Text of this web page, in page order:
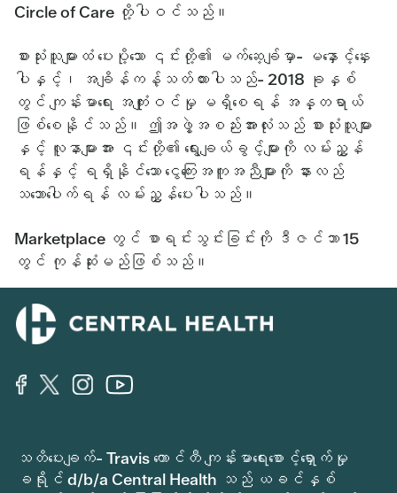
Circle of Care တို့ပါဝင်သည်။
စားသုံးသူများထံ ပေးပို့သော ၎င်းတို့၏ မက်ဆေ့ချ်မှာ- မနှောင့်နှေး
ပါနှင့်၊ အချိန်ကန့်သတ်ထားပါသည်- 2018 ခုနှစ်
တွင် ကျန်းမာရေး အကျုံးဝင်မှု မရှိစေရန် အန္တရာယ်
ဖြစ်စေနိုင်သည်။ ဤအဖွဲ့အစည်းအားလုံးသည် စားသုံးသူများ
နှင့် လူနာများအား ၎င်းတို့၏ ရွေးချယ်ခွင့်များကို လမ်းညွှန်
ရန်နှင့် ရရှိနိုင်သော ငွေကြေးအကူအညီများကို နားလည်
သဘောပေါက်ရန် လမ်းညွှန်ပေးပါသည်။
Marketplace တွင် စာရင်းသွင်းခြင်းကို ဒီဇင်ဘာ 15
တွင် ကုန်ဆုံးမည်ဖြစ်သည်။
သတိပေးချက်- Travis ကောင်တီ ကျန်းမာရေးစောင့်ရှောက်မှု
ခရိုင် d/b/a Central Health သည် ယခင်နှစ်